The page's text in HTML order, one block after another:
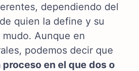
dependiendo del
quien la define y su
Aunque en
podemos decir que
en el que dos o